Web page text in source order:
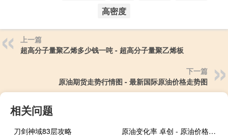
高密度
上一篇
超高分子量聚乙烯多少钱一吨 - 超高分子量聚乙烯板
下一篇
原油期货走势行情图 - 最新国际原油价格走势图
相关问题
刀剑神域83层攻略
原油变化率 卓创 - 原油价格原油变化率